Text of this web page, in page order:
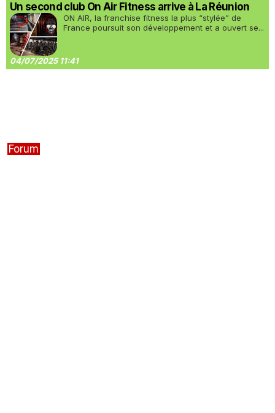
Un second club On Air Fitness arrive à La Réunion
ON AIR, la franchise fitness la plus “stylée” de
France poursuit son développement et a ouvert se...
04/07/2025 11:41
Forum